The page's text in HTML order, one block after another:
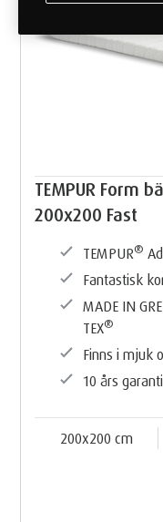
TEMPUR Form
200x200 Fast
TEMPUR®
Fantastisk
MADE IN
TEX®
Finns i mjuk
10 års garanti
200x200 cm